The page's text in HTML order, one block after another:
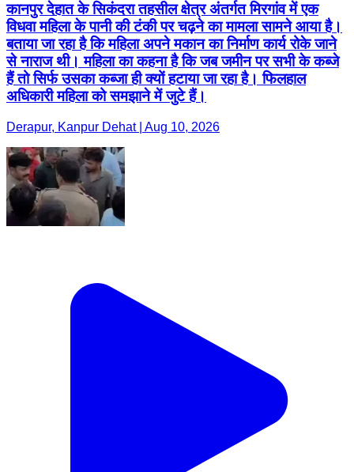
कानपुर देहात के सिकंदरा तहसील क्षेत्र अंतर्गत मिरगांव में एक
विधवा महिला के पानी की टंकी पर चढ़ने का मामला सामने आया है।
बताया जा रहा है कि महिला अपने मकान का निर्माण कार्य रोके जाने
से नाराज थी। महिला का कहना है कि जब जमीन पर सभी के कब्जे
हैं तो सिर्फ उसका कब्जा ही क्यों हटाया जा रहा है। फिलहाल
अधिकारी महिला को समझाने में जुटे हैं।
Derapur, Kanpur Dehat | Aug 10, 2026